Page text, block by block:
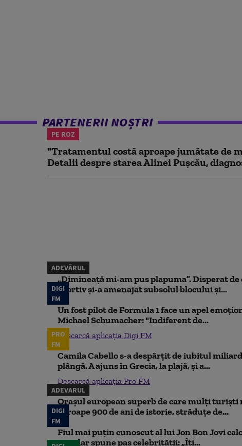
PARTENERII NOȘTRI
PE ROZ
"Tratamentul costă aproape jumătate de
Detalii despre starea Alinei Pușcău,
ADEVĂRUL
„Dimineață mi-am pus plapuma”. Disperat
sportiv și-a amenajat subsolul blocului și...
DIGI
FM
Un fost pilot de Formula 1 face un apel
Michael Schumacher: "Indiferent de...
Descarcă aplicația Digi FM
PRO
FM
Camila Cabello s-a despărțit de iubitul
plângă. A ajuns în Grecia, la plajă, și a...
Descarcă aplicația Pro FM
ADEVARUL
Orașul european superb de care mulți turiști
aproape 900 de ani de istorie, străduțe de...
DIGI
FM
Fiul mai puțin cunoscut al lui Jon Bon Jovi
său, dar spune pas celebrității: „Îți...